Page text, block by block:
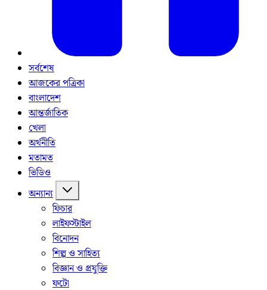
সর্বশেষ
আজকের পত্রিকা
বাংলাদেশ
আন্তর্জাতিক
খেলা
অর্থনীতি
মতামত
ভিডিও
অন্যান্য
ফিচার
লাইফস্টাইল
বিনোদন
শিল্প ও সাহিত্য
বিজ্ঞান ও প্রযুক্তি
ফটো